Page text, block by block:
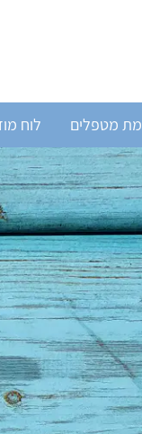
מטפלים לוח